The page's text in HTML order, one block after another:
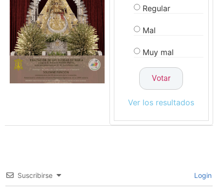
Regular
Mal
Muy mal
Ver los resultados
Suscribirse Login